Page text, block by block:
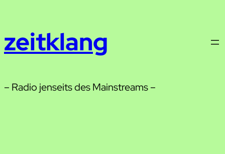
springen
zeitklang
– Radio jenseits des Mainstreams –